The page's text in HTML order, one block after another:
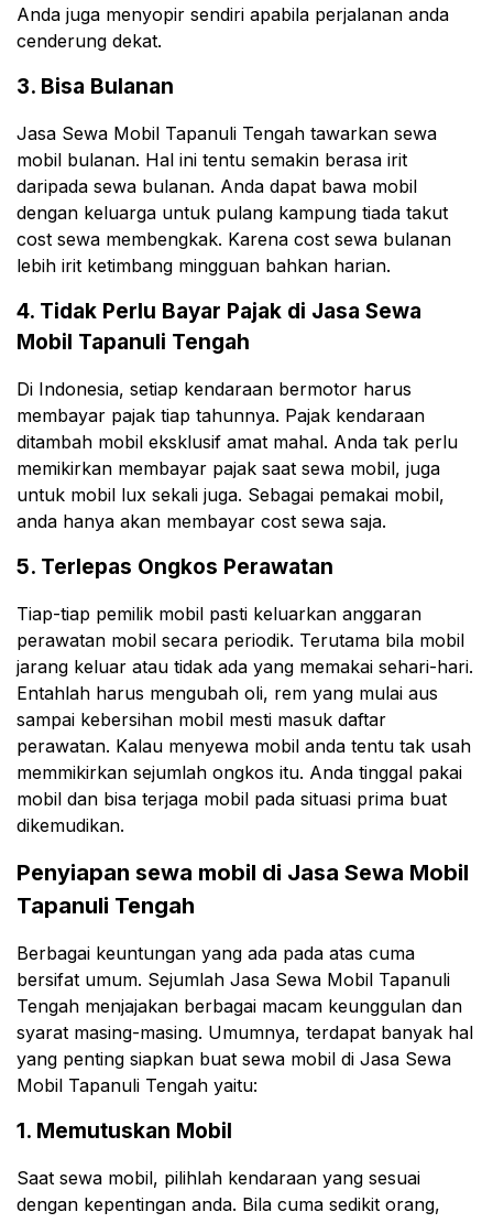
Anda juga menyopir sendiri apabila perjalanan anda
cenderung dekat.
3. Bisa Bulanan
Jasa Sewa Mobil Tapanuli Tengah tawarkan sewa
mobil bulanan. Hal ini tentu semakin berasa irit
daripada sewa bulanan. Anda dapat bawa mobil
dengan keluarga untuk pulang kampung tiada takut
cost sewa membengkak. Karena cost sewa bulanan
lebih irit ketimbang mingguan bahkan harian.
4. Tidak Perlu Bayar Pajak di Jasa Sewa
Mobil Tapanuli Tengah
Di Indonesia, setiap kendaraan bermotor harus
membayar pajak tiap tahunnya. Pajak kendaraan
ditambah mobil eksklusif amat mahal. Anda tak perlu
memikirkan membayar pajak saat sewa mobil, juga
untuk mobil lux sekali juga. Sebagai pemakai mobil,
anda hanya akan membayar cost sewa saja.
5. Terlepas Ongkos Perawatan
Tiap-tiap pemilik mobil pasti keluarkan anggaran
perawatan mobil secara periodik. Terutama bila mobil
jarang keluar atau tidak ada yang memakai sehari-hari.
Entahlah harus mengubah oli, rem yang mulai aus
sampai kebersihan mobil mesti masuk daftar
perawatan. Kalau menyewa mobil anda tentu tak usah
memmikirkan sejumlah ongkos itu. Anda tinggal pakai
mobil dan bisa terjaga mobil pada situasi prima buat
dikemudikan.
Penyiapan sewa mobil di Jasa Sewa Mobil
Tapanuli Tengah
Berbagai keuntungan yang ada pada atas cuma
bersifat umum. Sejumlah Jasa Sewa Mobil Tapanuli
Tengah menjajakan berbagai macam keunggulan dan
syarat masing-masing. Umumnya, terdapat banyak hal
yang penting siapkan buat sewa mobil di Jasa Sewa
Mobil Tapanuli Tengah yaitu:
1. Memutuskan Mobil
Saat sewa mobil, pilihlah kendaraan yang sesuai
dengan kepentingan anda. Bila cuma sedikit orang,